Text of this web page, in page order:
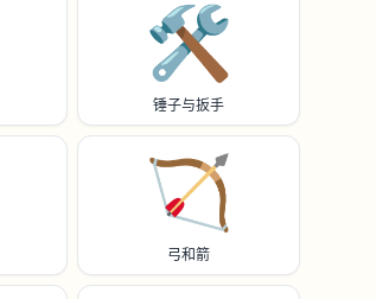
🛠️
锤子与扳手
🏹
弓和箭